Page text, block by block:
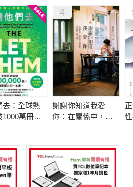
誤。
都藏有深層次的心理需求與徵兆。
無法痊癒。
導，你將學會如何療癒情感創傷，並
的背叛。
後的心理動機，能啟動療癒之路，重
去：全球熱
1000萬冊現
放下執念明
】
4
謝謝你知道我愛
你：在關係中，面